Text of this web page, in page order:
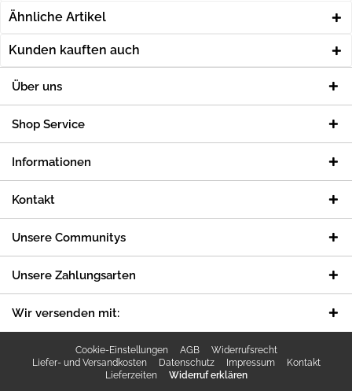
Ähnliche Artikel
Kunden kauften auch
Über uns
Shop Service
Informationen
Kontakt
Unsere Communitys
Unsere Zahlungsarten
Wir versenden mit:
Cookie-Einstellungen AGB
Widerrufsrecht
Liefer- und Versandkosten
Datenschutz Impressum
Kontakt
Lieferzeiten
Widerruf erklären